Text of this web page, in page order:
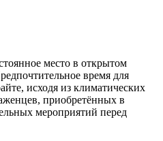
место в открытом
время для
исходя из климатических
приобретённых в
мероприятий перед